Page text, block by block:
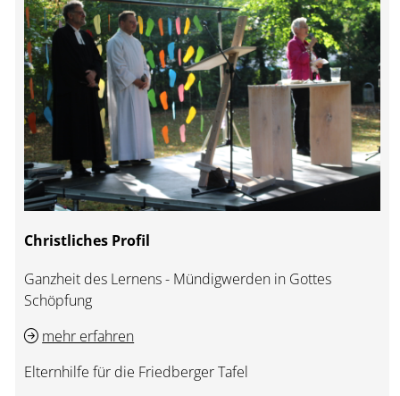
Christliches Profil
Ganzheit des Lernens - Mündigwerden in Gottes
Schöpfung
mehr erfahren
Elternhilfe für die Friedberger Tafel